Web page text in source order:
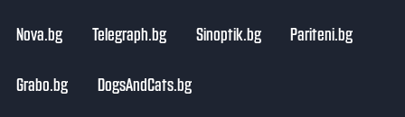
Nova.bg Telegraph.bg Sinoptik.bg Pariteni.bg
Grabo.bg DogsAndCats.bg